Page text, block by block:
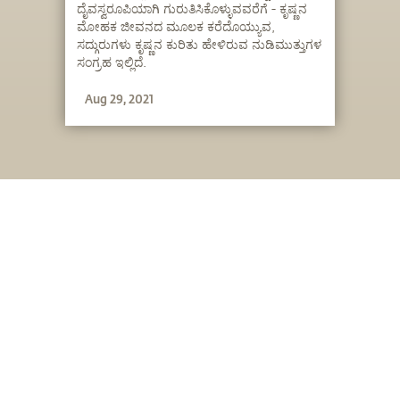
ದೈವಸ್ವರೂಪಿಯಾಗಿ ಗುರುತಿಸಿಕೊಳ್ಳುವವರೆಗೆ - ಕೃಷ್ಣನ
ಮೋಹಕ ಜೀವನದ ಮೂಲಕ ಕರೆದೊಯ್ಯುವ,
ಸದ್ಗುರುಗಳು ಕೃಷ್ಣನ ಕುರಿತು ಹೇಳಿರುವ ನುಡಿಮುತ್ತುಗಳ
ಸಂಗ್ರಹ ಇಲ್ಲಿದೆ.
Aug 29, 2021